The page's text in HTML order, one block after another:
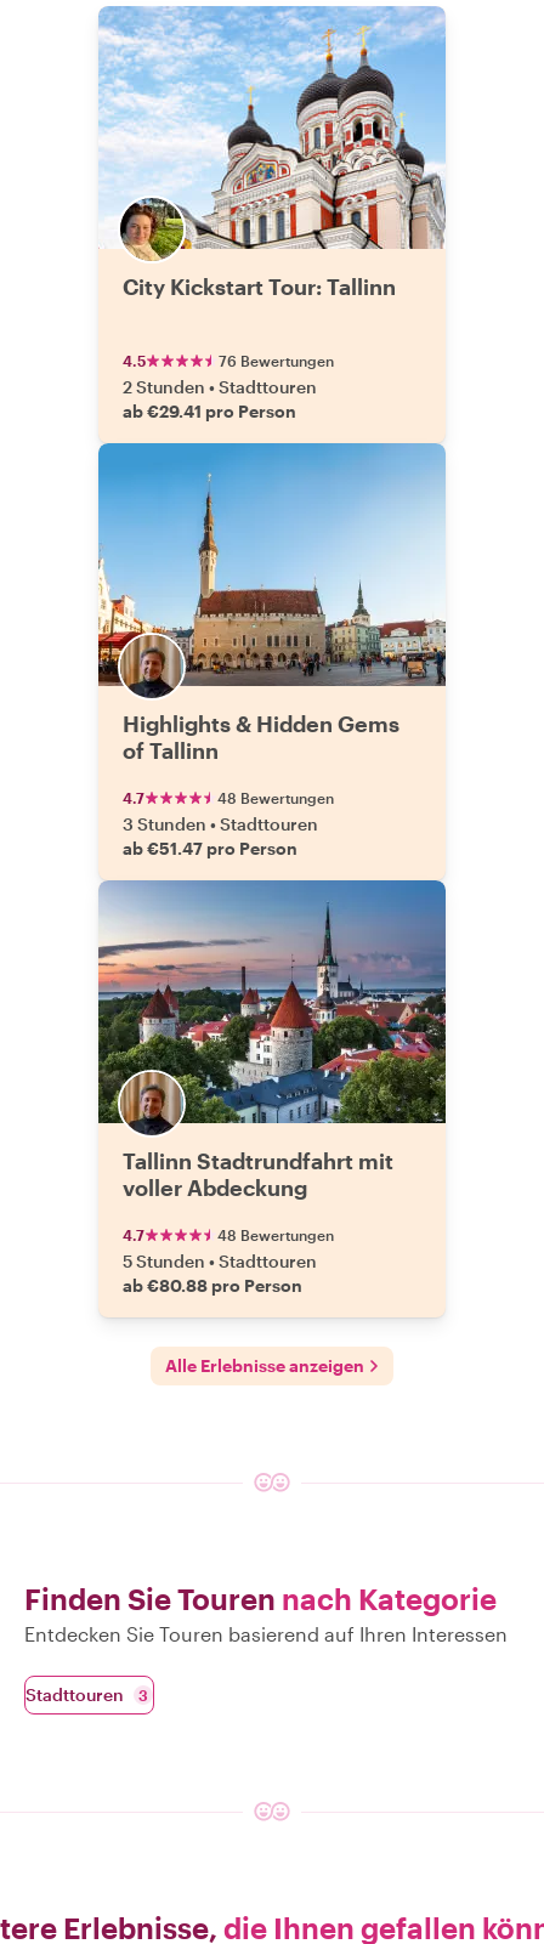
City Kickstart Tour: Tallinn
4.5 76 Bewertungen
2 Stunden •Stadttouren
ab €29.41 pro Person
Highlights & Hidden Gems
of Tallinn
4.7 48 Bewertungen
3 Stunden •Stadttouren
ab €51.47 pro Person
Tallinn Stadtrundfahrt mit
voller Abdeckung
4.7 48 Bewertungen
5 Stunden •Stadttouren
ab €80.88 pro Person
Alle Erlebnisse anzeigen
Finden Sie Touren nach Kategorie
Entdecken Sie Touren basierend auf Ihren Interessen
Stadttouren 3
Erlebnisse, die Ihnen gefallen